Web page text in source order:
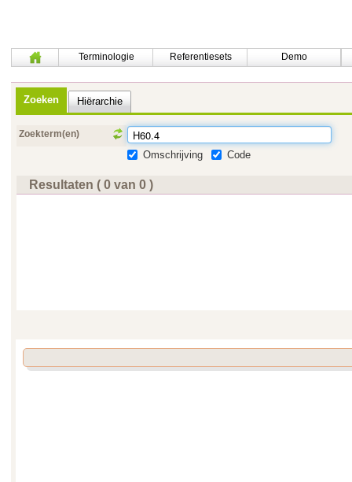
Terminologie Referentiesets Demo
Zoeken Hiërarchie
Zoekterm(en)
Omschrijving Code
Resultaten ( 0 van 0 )